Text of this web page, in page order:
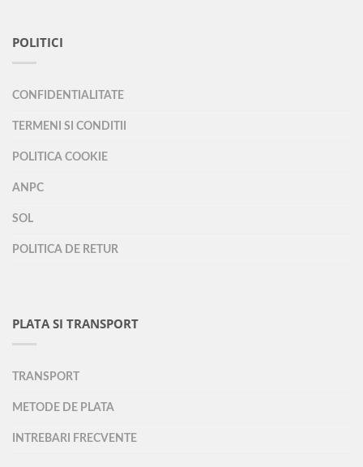
POLITICI
CONFIDENTIALITATE
TERMENI SI CONDITII
POLITICA COOKIE
ANPC
SOL
POLITICA DE RETUR
PLATA SI TRANSPORT
TRANSPORT
METODE DE PLATA
INTREBARI FRECVENTE